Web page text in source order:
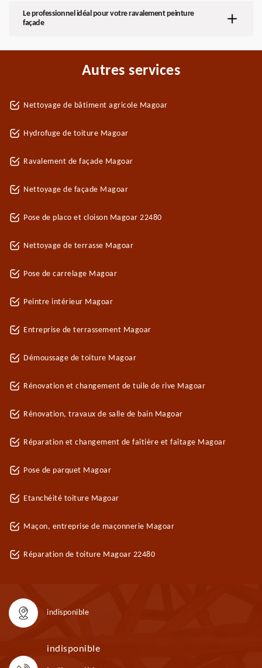
Le professionnel idéal pour votre ravalement peinture
façade
Autres services
Nettoyage de bâtiment agricole Magoar
Hydrofuge de toiture Magoar
Ravalement de façade Magoar
Nettoyage de façade Magoar
Pose de placo et cloison Magoar 22480
Nettoyage de terrasse Magoar
Pose de carrelage Magoar
Peintre intérieur Magoar
Entreprise de terrassement Magoar
Démoussage de toiture Magoar
Rénovation et changement de tuile de rive Magoar
Rénovation, travaux de salle de bain Magoar
Réparation et changement de faîtière et faîtage Magoar
Pose de parquet Magoar
Etanchéité toiture Magoar
Maçon, entreprise de maçonnerie Magoar
Réparation de toiture Magoar 22480
indisponible
indisponible